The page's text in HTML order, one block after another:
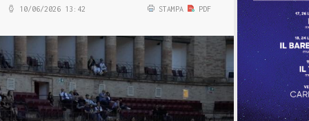
10/06/2026 13:42 STAMPA PDF